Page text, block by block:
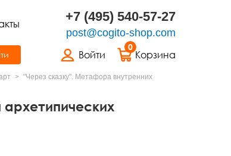
+7 (495) 540-57-27
post@cogito-shop.com
Войти
0
Корзина
"Через сказку". Метафора внутренних